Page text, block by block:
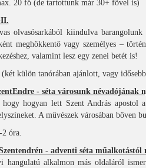
20 fő (de tartottunk már 30+ fővel is)
olvasósarkából kiindulva
meghökkentő vagy személyes –
valamint lesz egy zenei betét is!
külön tanórában ajánlott, vagy
- séta városunk névadójának
hogyan lett Szent András apostol
A művészek városában bőven
óra.
- adventi séta
hangulatú alkalmon más oldaláról